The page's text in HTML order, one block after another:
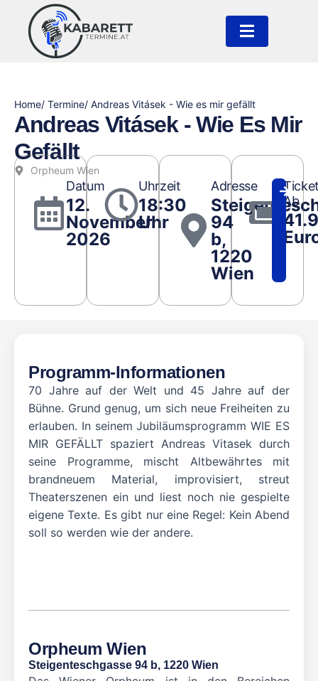
Home/ Termine/ Andreas Vitásek - Wie es mir gefällt
Andreas Vitásek - Wie Es Mir
Gefällt
Orpheum Wien
Datum
12.
November
2026
Uhrzeit
18:30
Uhr
Adresse
94
b,
1220
Wien
Ab
41.9
Programm-Informationen
70 Jahre auf der Welt und 45 Jahre auf der
Bühne. Grund genug, um sich neue Freiheiten zu
erlauben. In seinem Jubiläumsprogramm WIE ES
MIR GEFÄLLT spaziert Andreas Vitasek durch
seine Programme, mischt Altbewährtes mit
brandneuem Material, improvisiert, streut
Theaterszenen ein und liest noch nie gespielte
eigene Texte. Es gibt nur eine Regel: Kein Abend
soll so werden wie der andere.
Orpheum Wien
Steigenteschgasse 94 b, 1220 Wien